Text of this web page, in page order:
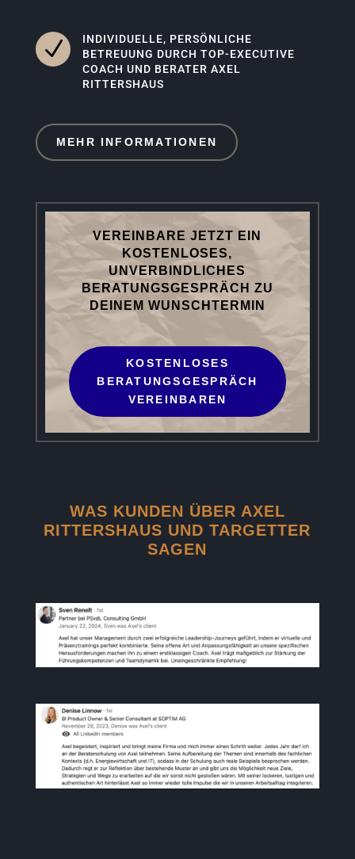
N
INDIVIDUELLE, PERSÖNLICHE
BETREUUNG DURCH TOP-EXECUTIVE
COACH UND BERATER AXEL
RITTERSHAUS
MEHR INFORMATIONEN
VEREINBARE JETZT EIN
KOSTENLOSES,
UNVERBINDLICHES
BERATUNGSGESPRÄCH ZU
DEINEM WUNSCHTERMIN
KOSTENLOSES
BERATUNGSGESPRÄCH
VEREINBAREN
WAS KUNDEN ÜBER AXEL
RITTERSHAUS UND TARGETTER
SAGEN